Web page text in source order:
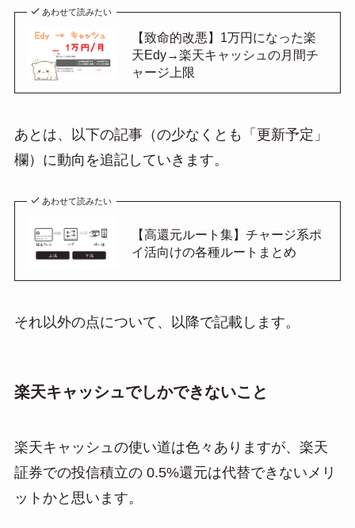
あわせて読みたい
【致命的改悪】1万円になった楽
天Edy→楽天キャッシュの月間チ
ャージ上限
あとは、以下の記事（の少なくとも「更新予定」
欄）に動向を追記していきます。
あわせて読みたい
【高還元ルート集】チャージ系ポ
イ活向けの各種ルートまとめ
それ以外の点について、以降で記載します。
楽天キャッシュでしかできないこと
楽天キャッシュの使い道は色々ありますが、楽天
証券での投信積立の 0.5%還元は代替できないメリ
ットかと思います。